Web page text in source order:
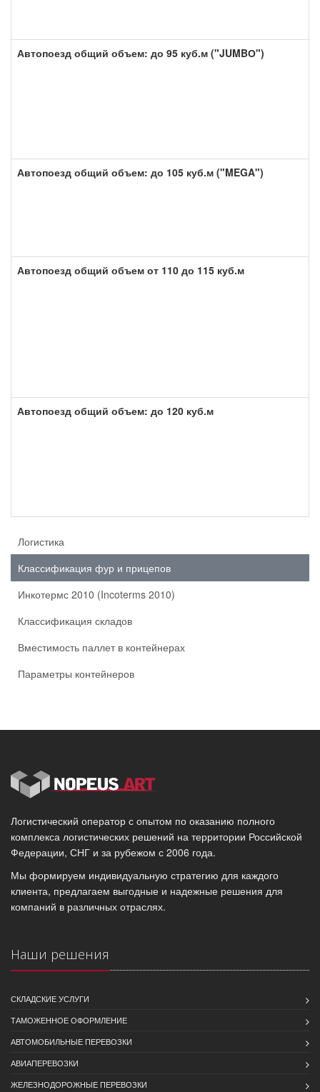
Автопоезд общий объем: до 95 куб.м ("JUMBО")
Автопоезд общий объем: до 105 куб.м ("MEGA")
Автопоезд общий объем от 110 до 115 куб.м
Автопоезд общий объем: до 120 куб.м
Логистика
Классификация фур и прицепов
Инкотермс 2010 (Incoterms 2010)
Классификация складов
Вместимость паллет в контейнерах
Параметры контейнеров
Логистический оператор с опытом по оказанию полного
комплекса логистических решений на территории Российской
Федерации, СНГ и за рубежом с 2006 года.
Мы формируем индивидуальную стратегию для каждого
клиента, предлагаем выгодные и надежные решения для
компаний в различных отраслях.
Наши решения
СКЛАДСКИЕ УСЛУГИ
ТАМОЖЕННОЕ ОФОРМЛЕНИЕ
АВТОМОБИЛЬНЫЕ ПЕРЕВОЗКИ
АВИАПЕРЕВОЗКИ
ЖЕЛЕЗНОДОРОЖНЫЕ ПЕРЕВОЗКИ